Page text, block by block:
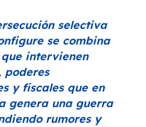
selectiva
se combina
intervienen
poderes
y fiscales que en
genera una guerra
rumores y